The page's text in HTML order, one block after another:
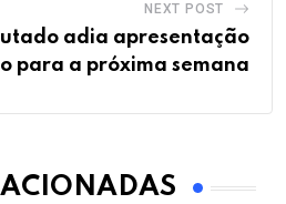
NEXT POST
adia apresentação
para a próxima semana